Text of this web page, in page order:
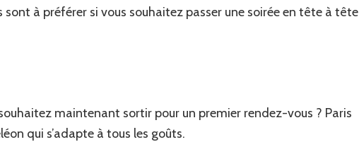
à préférer si vous souhaitez passer une soirée en tête à tête
maintenant sortir pour un premier rendez-vous ? Paris
qui s’adapte à tous les goûts.